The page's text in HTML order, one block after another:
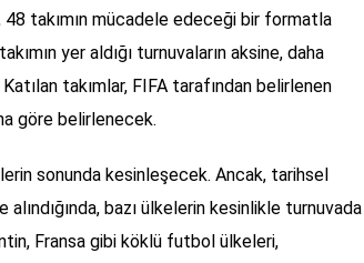
48 takımın mücadele edeceği bir formatla
yer aldığı turnuvaların aksine, daha
takımlar, FIFA tarafından belirlenen
göre belirlenecek.
sonunda kesinleşecek. Ancak, tarihsel
bazı ülkelerin kesinlikle turnuvada
Fransa gibi köklü futbol ülkeleri,